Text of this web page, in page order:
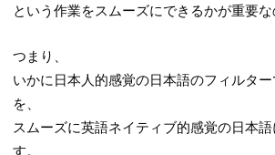
という作業をスムーズにできるかが重要な
つまり、
いかに日本人的感覚の日本語のフィルタ
を、
スムーズに英語ネイティブ的感覚の日本
す。